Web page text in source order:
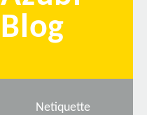
Blog
Netiquette